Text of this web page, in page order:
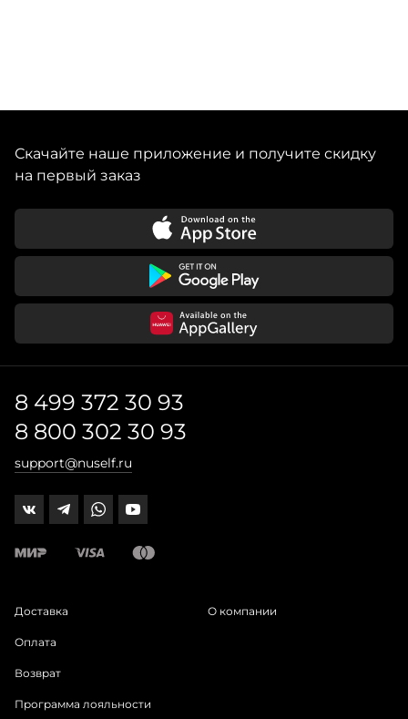
Скачайте наше приложение и получите скидку
на первый заказ
8 499 372 30 93
8 800 302 30 93
support@nuself.ru
Доставка
Оплата
Возврат
Программа лояльности
О компании